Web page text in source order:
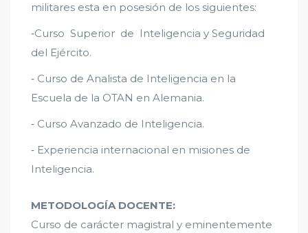
militares esta en posesión de los siguientes:
‐Curso Superior de Inteligencia y Seguridad
del Ejército.
‐ Curso de Analista de Inteligencia en la
Escuela de la OTAN en Alemania.
‐ Curso Avanzado de Inteligencia.
‐ Experiencia internacional en misiones de
Inteligencia.
METODOLOGÍA DOCENTE:
Curso de carácter magistral y eminentemente